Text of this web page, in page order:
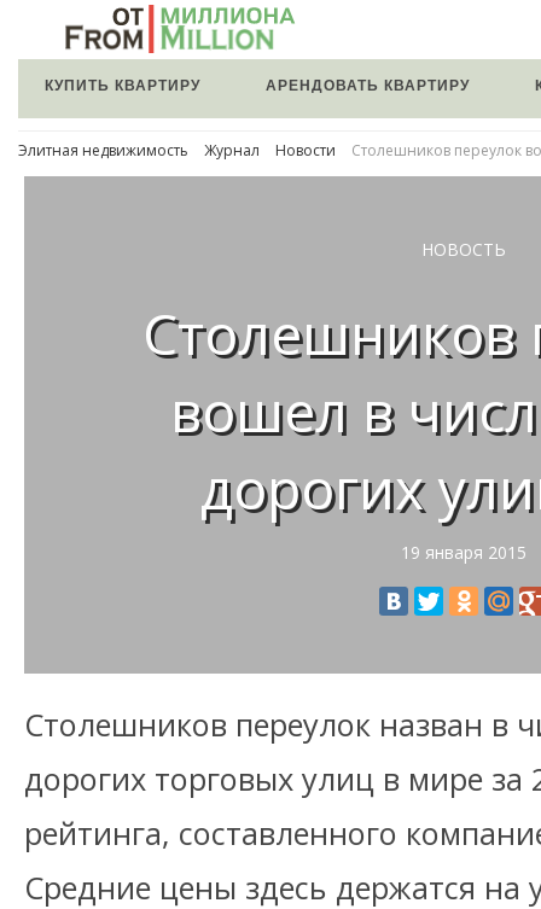
КУПИТЬ КВАРТИРУ АРЕНДОВАТЬ КВАРТИРУ
Элитная недвижимость Журнал Новости Столешников переулок
НОВОСТЬ
Столешников
вошел в
дорогих
19 января 2015
Столешников переулок назван в
дорогих торговых улиц в мире за
рейтинга, составленного
Средние цены здесь держатся на